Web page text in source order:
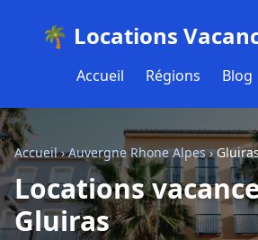
🌴 Locations
Accueil Régions Blog
Accueil›Auvergne Rhone Alpes›
Locations
Gluiras